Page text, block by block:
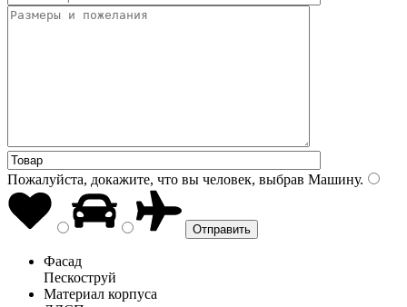
Пожалуйста, докажите, что вы человек, выбрав Машину.
Фасад
Пескоструй
Материал корпуса